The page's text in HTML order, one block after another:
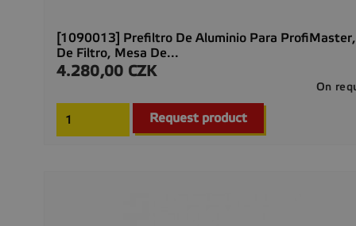
[1090013] Prefiltro De Aluminio Para ProfiMaster,
De Filtro, Mesa De...
Precio
4.280,00 CZK
On
Request product